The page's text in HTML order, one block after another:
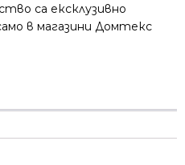
са ексклузивно
в магазини Домтекс